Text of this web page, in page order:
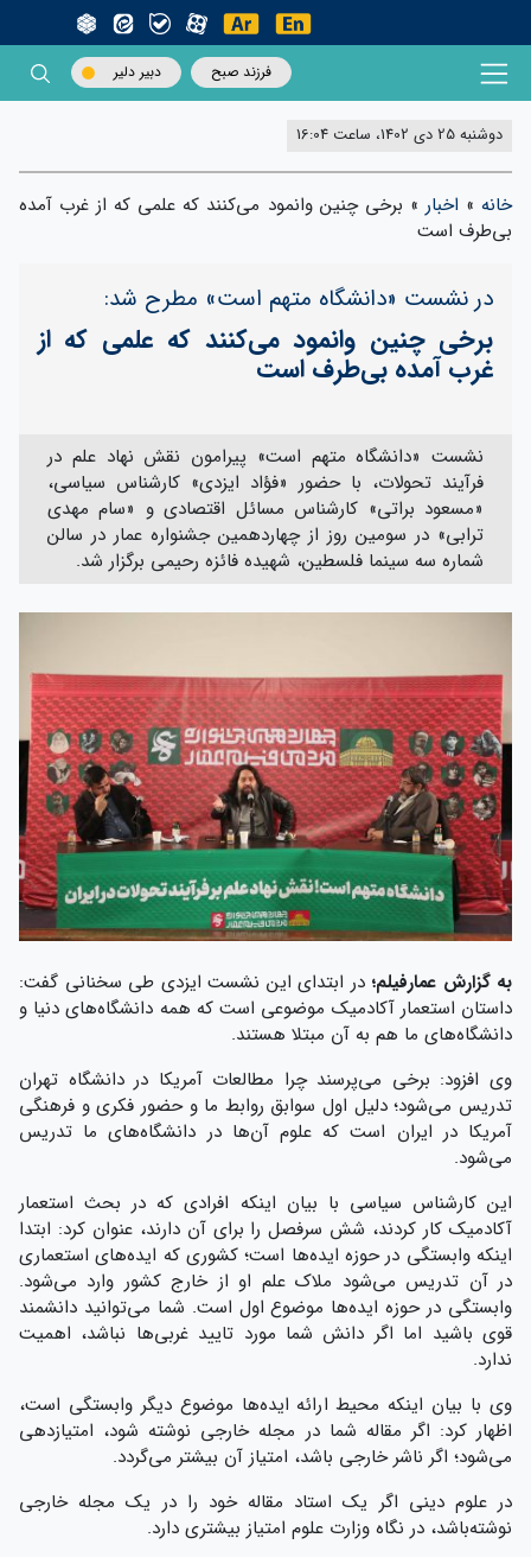
فرزند صبح دبیر دلیر
دوشنبه 25 دی 1402، ساعت 16:04
خانه» اخبار » برخی چنین وانمود می‌کنند که علمی که از غرب آمده
بی‌طرف است
در نشست «دانشگاه متهم است» مطرح شد:
برخی چنین وانمود می‌کنند که علمی که از
غرب آمده بی‌طرف است
نشست «دانشگاه متهم است» پیرامون نقش نهاد علم در
فرآیند تحولات، با حضور «فؤاد ایزدی» کارشناس سیاسی،
«مسعود براتی» کارشناس مسائل اقتصادی و «سام مهدی
ترابی» در سومین روز از چهاردهمین جشنواره عمار در سالن
شماره سه سینما فلسطین، شهیده فائزه رحیمی برگزار شد.
به گزارش عمارفیلم؛در ابتدای این نشست ایزدی طی سخنانی گفت:
داستان استعمار آکادمیک موضوعی است که همه دانشگاه‌های دنیا و
دانشگاه‌های ما هم به آن مبتلا هستند.
وی افزود: برخی می‌پرسند چرا مطالعات آمریکا در دانشگاه تهران
تدریس می‌شود؛ دلیل اول سوابق روابط ما و حضور فکری و فرهنگی
آمریکا در ایران است که علوم آن‌ها در دانشگاه‌های ما تدریس
می‌شود.
این کارشناس سیاسی با بیان اینکه افرادی که در بحث استعمار
آکادمیک کار کردند، شش سرفصل را برای آن دارند، عنوان کرد: ابتدا
اینکه وابستگی در حوزه ایده‌ها است؛ کشوری که ایده‌های استعماری
در آن تدریس می‌شود ملاک علم او از خارج کشور وارد می‌شود.
وابستگی در حوزه ایده‌ها موضوع اول است. شما می‌توانید دانشمند
قوی باشید اما اگر دانش شما مورد تایید غربی‌ها نباشد، اهمیت
ندارد.
وی با بیان اینکه محیط ارائه ایده‌ها موضوع دیگر وابستگی است،
اظهار کرد: اگر مقاله شما در مجله خارجی نوشته‌ شود، امتیازدهی
می‌شود؛ اگر ناشر خارجی باشد، امتیاز آن بیشتر می‌گردد.
در علوم دینی اگر یک استاد مقاله خود را در یک مجله خارجی
نوشته‌باشد، در نگاه وزارت علوم امتیاز بیشتری دارد.